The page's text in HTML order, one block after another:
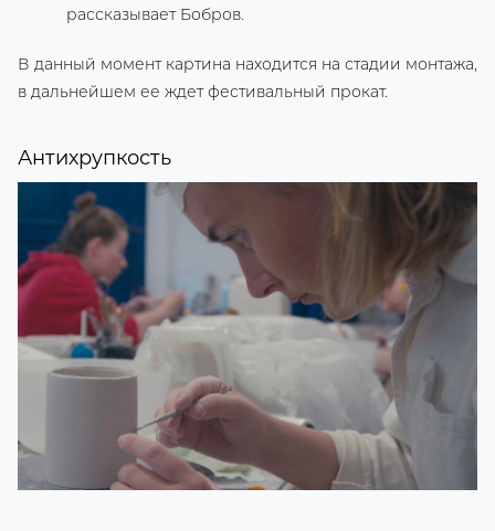
рассказывает Бобров.
В данный момент картина находится на стадии монтажа,
в дальнейшем ее ждет фестивальный прокат.
Антихрупкость